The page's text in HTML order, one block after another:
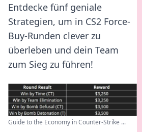
Entdecke fünf geniale
Strategien, um in CS2 Force-
Buy-Runden clever zu
überleben und dein Team
zum Sieg zu führen!
Guide to the Economy in Counter-Strike ...